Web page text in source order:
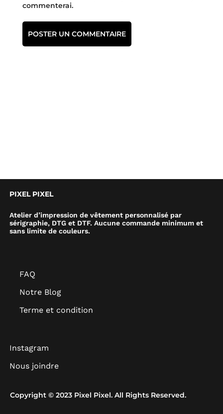
commenterai.
PIXEL PIXEL
Atelier d’impression de vêtement personnalisé par
sérigraphie, DTG et DTF. Aucune commande minimum et
sans limite de couleurs.
FAQ
Notre Blog
Terme et condition
Instagram
Nous joindre
Copyright © 2023 Pixel Pixel. All Rights Reserved.